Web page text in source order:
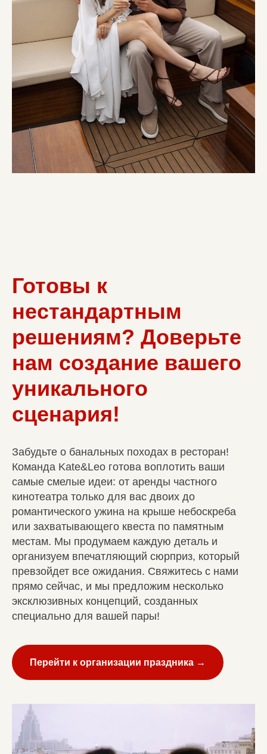
Готовы к
нестандартным
решениям? Доверьте
нам создание вашего
уникального
сценария!
Забудьте о банальных походах в ресторан!
Команда Kate&Leo готова воплотить ваши
самые смелые идеи: от аренды частного
кинотеатра только для вас двоих до
романтического ужина на крыше небоскреба
или захватывающего квеста по памятным
местам. Мы продумаем каждую деталь и
организуем впечатляющий сюрприз, который
превзойдет все ожидания. Свяжитесь с нами
прямо сейчас, и мы предложим несколько
эксклюзивных концепций, созданных
специально для вашей пары!
Перейти к организации праздника →